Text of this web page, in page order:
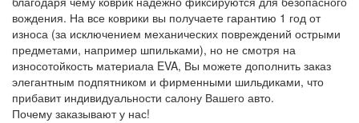
вождения. На все коврики вы получаете гарантию 1 год от
износа (за исключением механических повреждений острыми
предметами, например шпильками), но не смотря на
износотойкость материала EVA, Вы можете дополнить заказ
элегантным подпятником и фирменными шильдиками, что
прибавит индивидуальности салону Вашего авто.
Почему заказывают у нас!